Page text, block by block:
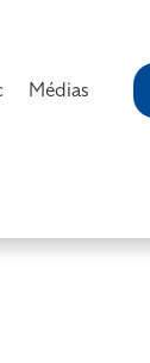
Médias